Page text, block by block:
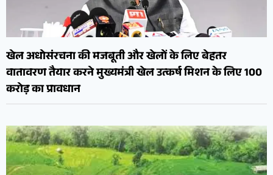
खेल अधोसंरचना की मजबूती और खेलों के लिए बेहतर
वातावरण तैयार करने मुख्यमंत्री खेल उत्कर्ष मिशन के लिए 100
करोड़ का प्रावधान